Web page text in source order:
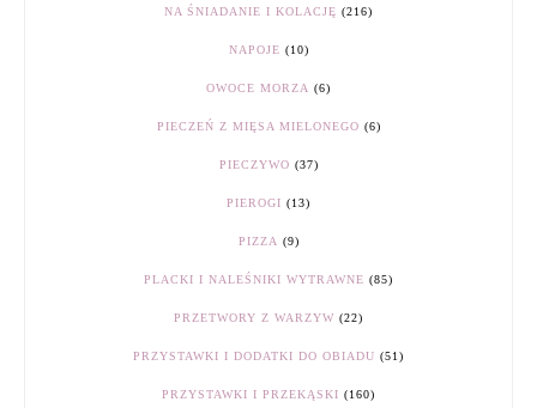
NA ŚNIADANIE I KOLACJĘ (216)
NAPOJE (10)
OWOCE MORZA (6)
PIECZEŃ Z MIĘSA MIELONEGO (6)
PIECZYWO (37)
PIEROGI (13)
PIZZA (9)
PLACKI I NALEŚNIKI WYTRAWNE (85)
PRZETWORY Z WARZYW (22)
PRZYSTAWKI I DODATKI DO OBIADU (51)
PRZYSTAWKI I PRZEKĄSKI (160)